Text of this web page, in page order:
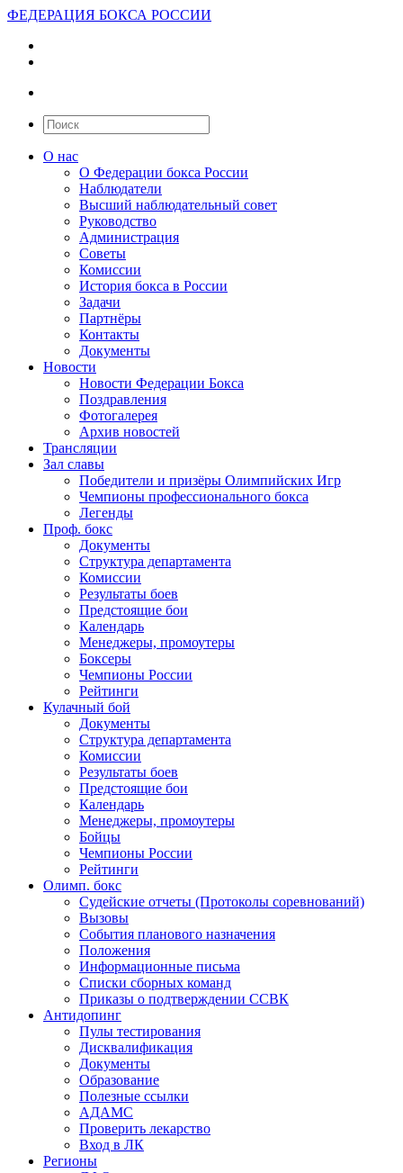
ФЕДЕРАЦИЯ БОКСА РОССИИ
О нас
О Федерации бокса России
Наблюдатели
Высший наблюдательный совет
Руководство
Администрация
Советы
Комиссии
История бокса в России
Задачи
Партнёры
Контакты
Документы
Новости
Новости Федерации Бокса
Поздравления
Фотогалерея
Архив новостей
Трансляции
Зал славы
Победители и призёры Олимпийских Игр
Чемпионы профессионального бокса
Легенды
Проф. бокс
Документы
Структура департамента
Комиссии
Результаты боев
Предстоящие бои
Календарь
Менеджеры, промоутеры
Боксеры
Чемпионы России
Рейтинги
Кулачный бой
Документы
Структура департамента
Комиссии
Результаты боев
Предстоящие бои
Календарь
Менеджеры, промоутеры
Бойцы
Чемпионы России
Рейтинги
Олимп. бокс
Судейские отчеты (Протоколы соревнований)
Вызовы
События планового назначения
Положения
Информационные письма
Списки сборных команд
Приказы о подтверждении ССВК
Антидопинг
Пулы тестирования
Дисквалификация
Документы
Образование
Полезные ссылки
АДАМС
Проверить лекарство
Вход в ЛК
Регионы